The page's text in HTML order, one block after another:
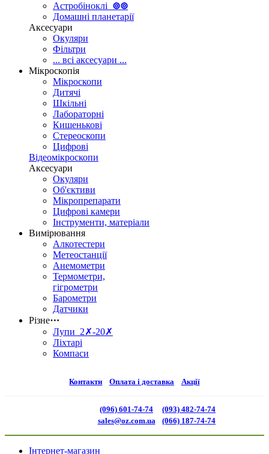
Астробіноклі ⊚⊚
Домашні планетарії
Аксесуари
Окуляри
Фільтри
... всі аксесуари ...
Мікроскопія
Мікроскопи
Дитячі
Шкільні
Лабораторні
Кишенькові
Стереоскопи
Цифрові
Відеомікроскопи
Аксесуари
Окуляри
Об'єктиви
Мікропрепарати
Цифрові камери
Інструменти, матеріали
Вимірювання
Алкотестери
Метеостанції
Анемометри
Термометри,
гігрометри
Барометри
Датчики
Різне⋯
Лупи 2✗-20✗
Ліхтарі
Компаси
Контакти Оплата і доставка Акції
(096) 601-74-74
sales@oz.com.ua
(093) 482-74-74
(066) 187-74-74
Інтернет-магазин